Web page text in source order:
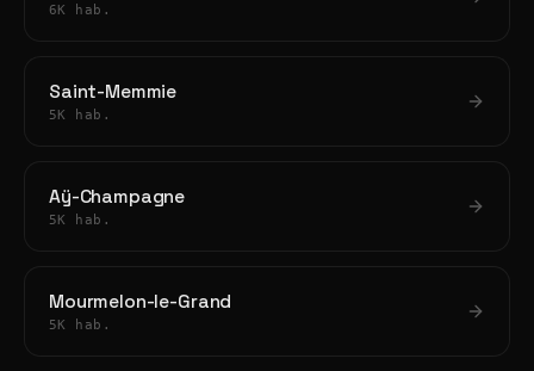
6K hab.
Saint-Memmie
5K hab.
Aÿ-Champagne
5K hab.
Mourmelon-le-Grand
5K hab.